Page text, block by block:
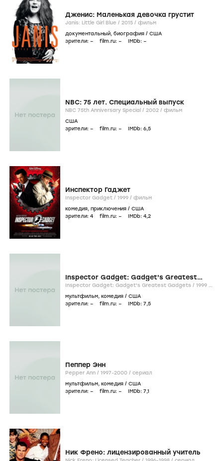
Дженис: Маленькая девочка грустит
Janis: Little Girl Blue / 2015 / фильм
документальный, биография / США
зрители: – film.ru: – IMDb: –
NBC: 75 лет. Специальный выпуск
NBC 75th Anniversary Special / 2002 / фильм
США
зрители: – film.ru: – IMDb: 6,5
Инспектор Гаджет
Inspector Gadget / 1999 / фильм
комедия, приключения / США
зрители: 4 film.ru: – IMDb: 4,2
Inspector Gadget: Gadget's Greatest
Gadgets
Inspector Gadget: Gadget's Greatest Gadgets / 1999 /
мультфильм, комедия / США
зрители: – film.ru: – IMDb: 7,5
Пеппер Энн
Pepper Ann / 1997-2000 / сериал
мультфильм, комедия / США
зрители: – film.ru: – IMDb: 7,1
Ник Френо: лицензированный учитель